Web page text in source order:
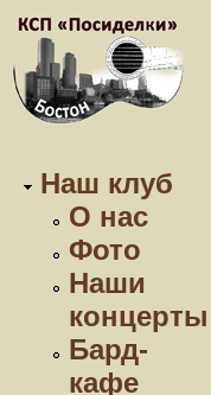
Наш клуб
О нас
Фото
Наши
концерты
Бард-
кафе